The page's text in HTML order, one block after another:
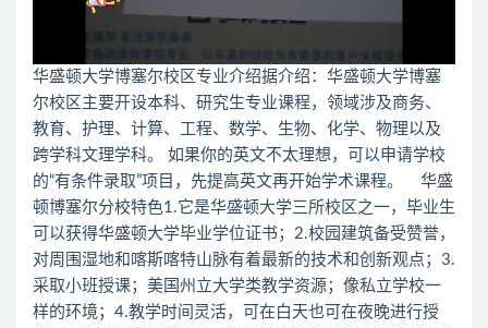
华盛顿大学博塞尔校区专业介绍据介绍：华盛顿大学博塞
尔校区主要开设本科、研究生专业课程，领域涉及商务、
教育、护理、计算、工程、数学、生物、化学、物理以及
跨学科文理学科。 如果你的英文不太理想，可以申请学校
的“有条件录取”项目，先提高英文再开始学术课程。 华盛
顿博塞尔分校特色1.它是华盛顿大学三所校区之一，毕业生
可以获得华盛顿大学毕业学位证书；2.校园建筑备受赞誉，
对周围湿地和喀斯喀特山脉有着最新的技术和创新观点；3.
采取小班授课；美国州立大学类教学资源；像私立学校一
样的环境；4.教学时间灵活，可在白天也可在夜晚进行授